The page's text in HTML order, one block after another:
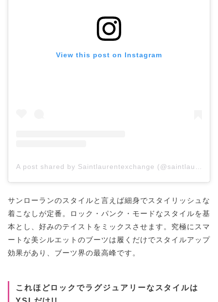
View this post on Instagram
A post shared by Saintlaurentexchange (@saintlaurent_exchange)
サンローランのスタイルと言えば細身でスタイリッシュな
着こなしが定番。ロック・パンク・モードなスタイルを基
本とし、好みのテイストをミックスさせます。究極にスマ
ートな美シルエットのブーツは履くだけでスタイルアップ
効果があり、ブーツ界の最高峰です。
これほどロックでラグジュアリーなスタイルは